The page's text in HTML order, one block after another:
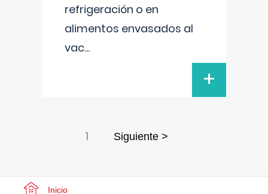
refrigeración o en
alimentos envasados al
vac...
+
1 Siguiente >
Inicio